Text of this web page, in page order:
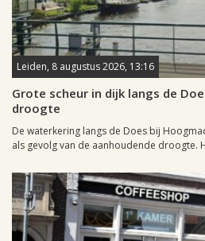
Leiden, 8 augustus 2026, 13:16
Grote scheur in dijk langs de
droogte
De waterkering langs de Does bij
als gevolg van de aanhoudende droogte.